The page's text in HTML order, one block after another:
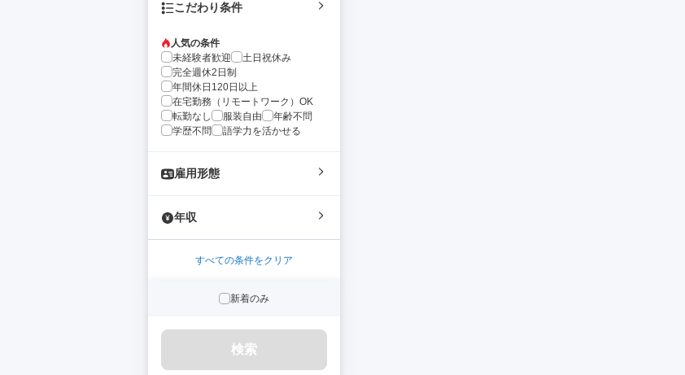
こだわり条件
人気の条件
未経験者歓迎
土日祝休み
完全週休2日制
年間休日120日以上
在宅勤務（リモートワーク）OK
転勤なし
服装自由
年齢不問
学歴不問
語学力を活かせる
雇用形態
年収
すべての条件をクリア
新着のみ
検索